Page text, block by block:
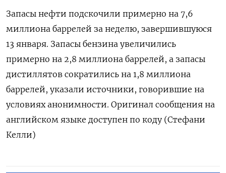
Запасы нефти подскочили примерно на 7,6
миллиона баррелей за неделю, завершившуюся
13 января. Запасы бензина увеличились
примерно на 2,8 миллиона баррелей, а запасы
дистиллятов сократились на 1,8 миллиона
баррелей, указали источники, говорившие на
условиях анонимности. Оригинал сообщения на
английском языке доступен по коду (Стефани
Келли)